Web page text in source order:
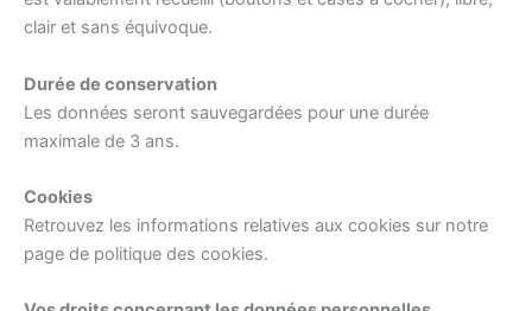
clair et sans équivoque.
Durée de conservation
Les données seront sauvegardées pour une durée
maximale de 3 ans.
Cookies
Retrouvez les informations relatives aux cookies sur notre
page de politique des cookies.